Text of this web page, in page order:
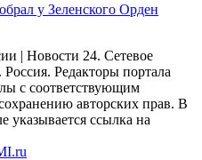
у Зеленского Орден
| Новости 24. Сетевое
Редакторы портала
с соответствующим
авторских прав. В
указывается ссылка на